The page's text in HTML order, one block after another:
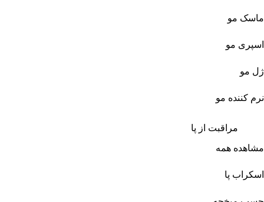
ماسک مو
اسپری مو
ژل مو
نرم کننده مو
مراقبت از پا
مشاهده همه
اسکراب پا